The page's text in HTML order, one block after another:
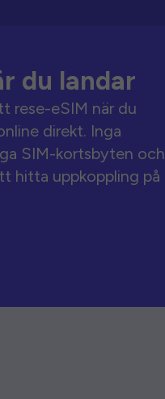
du landar
rese-eSIM när du
direkt. Inga
SIM-kortsbyten och
hitta uppkoppling på